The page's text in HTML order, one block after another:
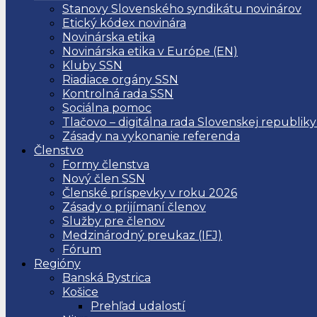
Stanovy Slovenského syndikátu novinárov
Etický kódex novinára
Novinárska etika
Novinárska etika v Európe (EN)
Kluby SSN
Riadiace orgány SSN
Kontrolná rada SSN
Sociálna pomoc
Tlačovo – digitálna rada Slovenskej republiky
Zásady na vykonanie referenda
Členstvo
Formy členstva
Nový člen SSN
Členské príspevky v roku 2026
Zásady o prijímaní členov
Služby pre členov
Medzinárodný preukaz (IFJ)
Fórum
Regióny
Banská Bystrica
Košice
Prehľad udalostí